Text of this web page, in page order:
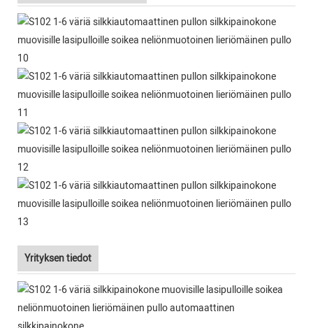
Yrityksen tiedot